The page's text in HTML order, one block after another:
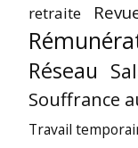
retraite
Réseau
Souffrance
Travail